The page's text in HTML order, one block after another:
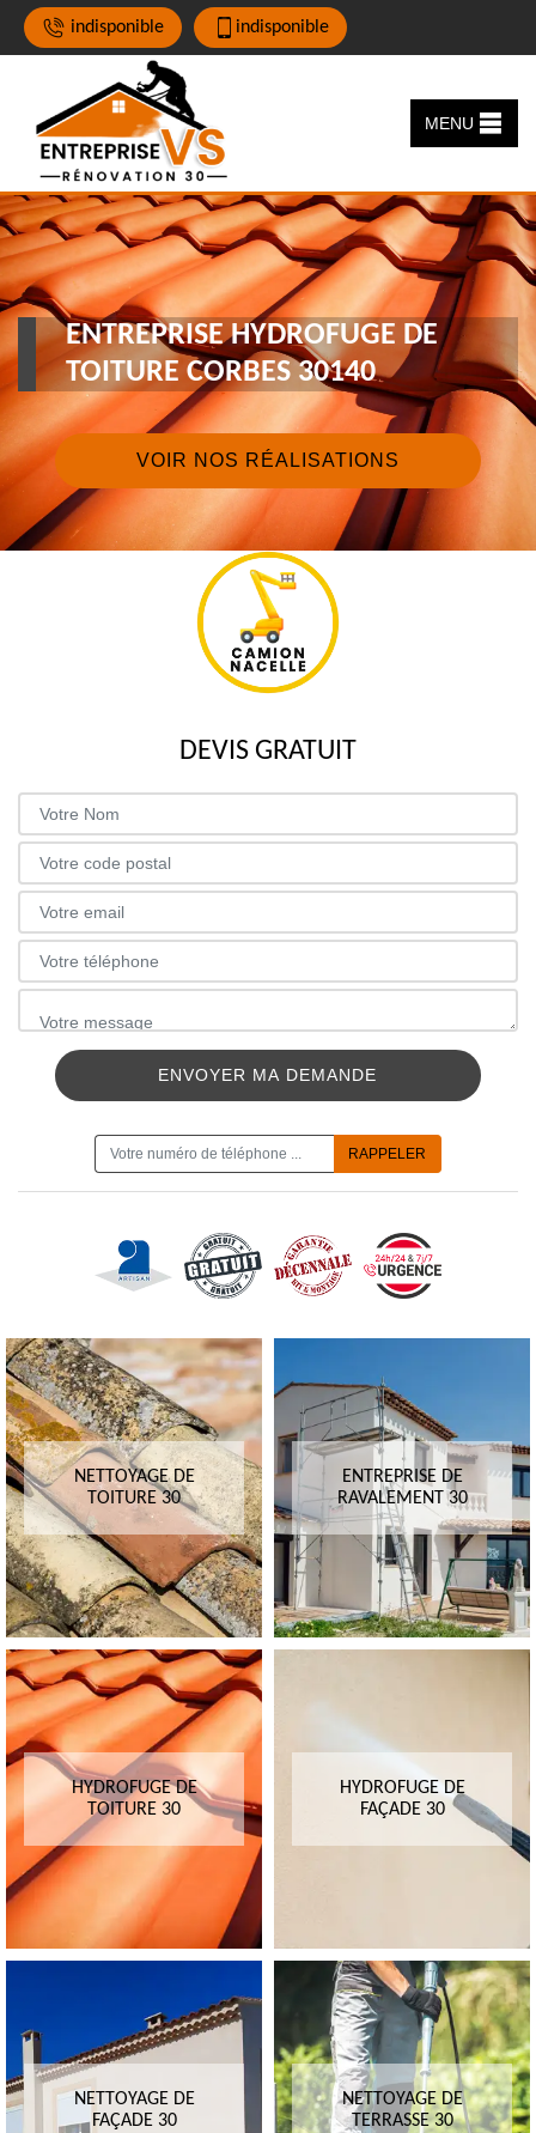
indisponible indisponible
MENU
ENTREPRISE HYDROFUGE DE
TOITURE CORBES 30140
VOIR NOS RÉALISATIONS
DEVIS GRATUIT
NETTOYAGE DE
TOITURE 30
ENTREPRISE DE
RAVALEMENT 30
HYDROFUGE DE
TOITURE 30
HYDROFUGE DE
FAÇADE 30
NETTOYAGE DE
FAÇADE 30
NETTOYAGE DE
TERRASSE 30